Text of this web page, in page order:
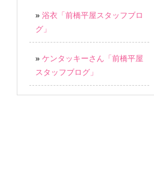
» 浴衣「前橋平屋スタッフブロ
グ」
» ケンタッキーさん「前橋平屋
スタッフブログ」